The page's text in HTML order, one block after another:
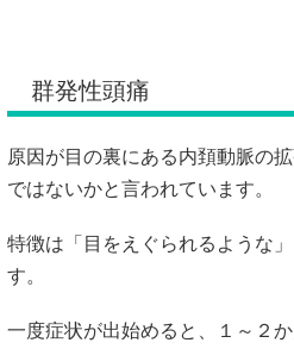
群発性頭痛
原因が目の裏にある内頚動脈の
ではないかと言われています。
特徴は「目をえぐられるような
す。
一度症状が出始めると、１～２